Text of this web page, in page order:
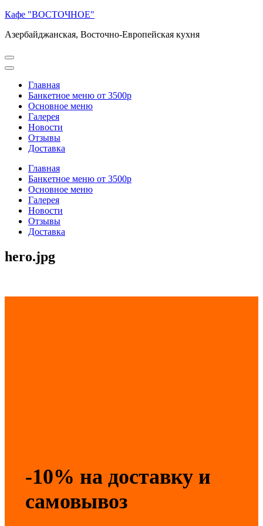
Перейти
содержимому
Enter)
Кафе "ВОСТОЧНОЕ"
Азербайджанская, Восточно-Европейская кухня
Главная
Банкетное меню от 3500р
Основное меню
Галерея
Новости
Отзывы
Доставка
Главная
Банкетное меню от 3500р
Основное меню
Галерея
Новости
Отзывы
Доставка
hero.jpg
-10% на доставку и
самовывоз